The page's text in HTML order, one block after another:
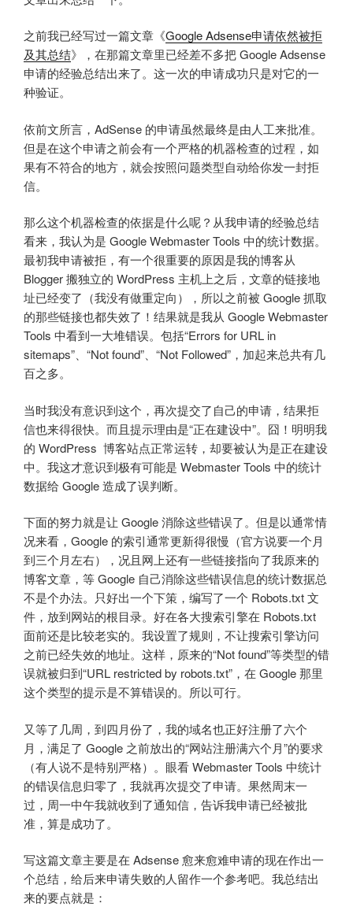
之前我已经写过一篇文章《Google Adsense申请依然被拒
及其总结》，在那篇文章里已经差不多把 Google Adsense
申请的经验总结出来了。这一次的申请成功只是对它的一
种验证。
依前文所言，AdSense 的申请虽然最终是由人工来批准。
但是在这个申请之前会有一个严格的机器检查的过程，如
果有不符合的地方，就会按照问题类型自动给你发一封拒
信。
那么这个机器检查的依据是什么呢？从我申请的经验总结
看来，我认为是 Google Webmaster Tools 中的统计数据。
最初我申请被拒，有一个很重要的原因是我的博客从
Blogger 搬独立的 WordPress 主机上之后，文章的链接地
址已经变了（我没有做重定向），所以之前被 Google 抓取
的那些链接也都失效了！结果就是我从 Google Webmaster
Tools 中看到一大堆错误。包括“Errors for URL in
sitemaps”、“Not found”、“Not Followed”，加起来总共有几
百之多。
当时我没有意识到这个，再次提交了自己的申请，结果拒
信也来得很快。而且提示理由是“正在建设中”。囧！明明我
的 WordPress 博客站点正常运转，却要被认为是正在建设
中。我这才意识到极有可能是 Webmaster Tools 中的统计
数据给 Google 造成了误判断。
下面的努力就是让 Google 消除这些错误了。但是以通常情
况来看，Google 的索引通常更新得很慢（官方说要一个月
到三个月左右），况且网上还有一些链接指向了我原来的
博客文章，等 Google 自己消除这些错误信息的统计数据总
不是个办法。只好出一个下策，编写了一个 Robots.txt 文
件，放到网站的根目录。好在各大搜索引擎在 Robots.txt
面前还是比较老实的。我设置了规则，不让搜索引擎访问
之前已经失效的地址。这样，原来的“Not found”等类型的错
误就被归到“URL restricted by robots.txt”，在 Google 那里
这个类型的提示是不算错误的。所以可行。
又等了几周，到四月份了，我的域名也正好注册了六个
月，满足了 Google 之前放出的“网站注册满六个月”的要求
（有人说不是特别严格）。眼看 Webmaster Tools 中统计
的错误信息归零了，我就再次提交了申请。果然周末一
过，周一中午我就收到了通知信，告诉我申请已经被批
准，算是成功了。
写这篇文章主要是在 Adsense 愈来愈难申请的现在作出一
个总结，给后来申请失败的人留作一个参考吧。我总结出
来的要点就是：